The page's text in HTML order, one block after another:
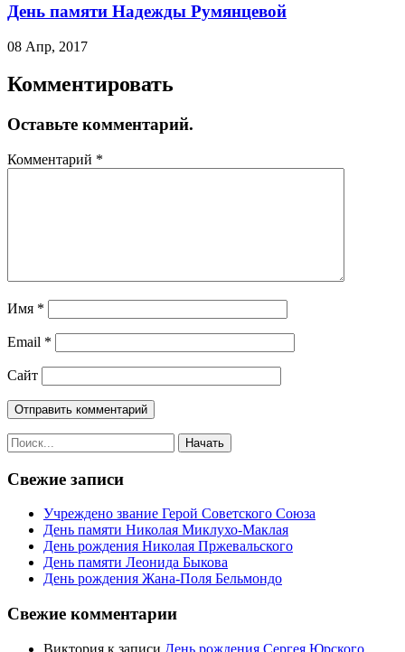
День памяти Надежды Румянцевой
08 Апр, 2017
Комментировать
Оставьте комментарий.
Комментарий *
Имя *
Email *
Сайт
Свежие записи
Учреждено звание Герой Советского Союза
День памяти Николая Миклухо-Маклая
День рождения Николая Пржевальского
День памяти Леонида Быкова
День рождения Жана-Поля Бельмондо
Свежие комментарии
Виктория к записи День рождения Сергея Юрского